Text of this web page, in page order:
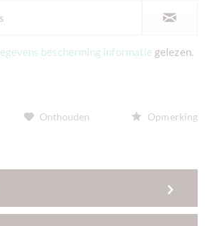
bescherming informatie gelezen.
Onthouden Opmerking